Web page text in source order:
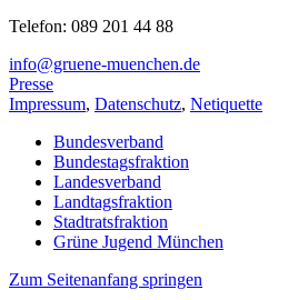
Telefon: 089 201 44 88
info@gruene-muenchen.de
Presse
Impressum, Datenschutz, Netiquette
Bundesverband
Bundestagsfraktion
Landesverband
Landtagsfraktion
Stadtratsfraktion
Grüne Jugend München
Zum Seitenanfang springen